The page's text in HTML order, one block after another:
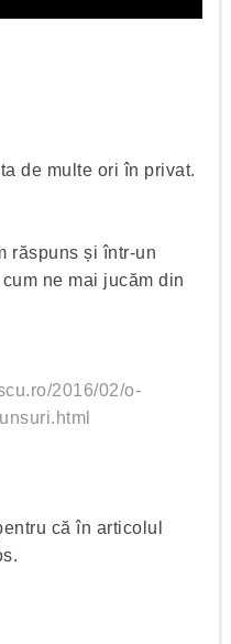
de multe ori în privat.
răspuns și într-un
ne mai jucăm din
2016/02/o-
că în articolul